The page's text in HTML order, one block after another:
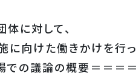
に対して、
向けた働きかけを行っ
での議論の概要＝＝＝